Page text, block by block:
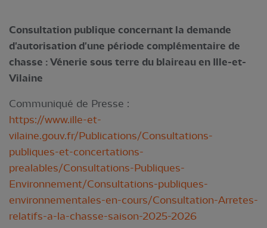
Consultation publique concernant la demande
d'autorisation d'une période complémentaire de
chasse : Vénerie sous terre du blaireau en Ille-et-
Vilaine
Communiqué de Presse :
https://www.ille-et-
vilaine.gouv.fr/Publications/Consultations-
publiques-et-concertations-
prealables/Consultations-Publiques-
Environnement/Consultations-publiques-
environnementales-en-cours/Consultation-Arretes-
relatifs-a-la-chasse-saison-2025-2026